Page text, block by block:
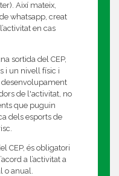
Així mateix,
whatsapp, creat
en cas
sortida del CEP,
i un nivell físic i
de l'activitat, no
que puguin
dels esports de
CEP, és obligatori
a l’activitat a
anual.